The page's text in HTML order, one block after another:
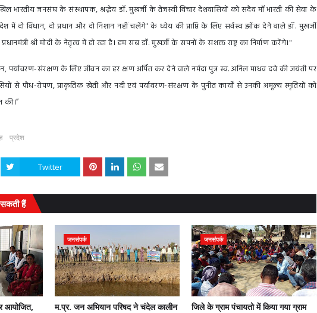
भारतीय जनसंघ के संस्थापक, श्रद्धेय डॉ. मुखर्जी के तेजस्वी विचार देशवासियों को सदैव माँ भारती की सेवा के
में दो विधान, दो प्रधान और दो निशान नहीं चलेंगे' के ध्येय की प्राप्ति के लिए सर्वस्व झोंक देने वाले डॉ. मुखर्जी
श्री मोदी के नेतृत्व में हो रहा है। हम सब डॉ. मुखर्जी के सपनों के सशक्त राष्ट्र का निर्माण करेंगे।"
पर्यावरण-संरक्षण के लिए जीवन का हर क्षण अर्पित कर देने वाले नर्मदा पुत्र स्व. अनिल माधव दवे की जयंती पर
से पौध-रोपण, प्राकृतिक खेती और नदी एवं पर्यावरण-संरक्षण के पुनीत कार्यों से उनकी अमूल्य स्मृतियों को
प्रदेश
Twitter
हैं
आयोजित,
जनसंपर्क
म.प्र. जन अभियान परिषद ने चंदेल कालीन
जनसंपर्क
जिले के ग्राम पंचायतो में किया गया ग्राम